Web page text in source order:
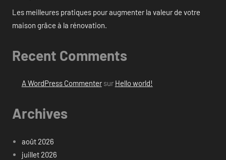
Les meilleures pratiques pour augmenter la valeur de votre
maison grâce à la rénovation.
Recent Comments
A WordPress Commentersur Hello world!
Archives
août 2026
juillet 2026